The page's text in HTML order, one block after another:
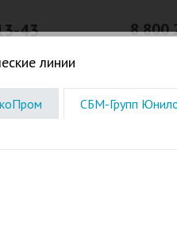
43 8 800
Водоочистка. Услуги
линии
СБМ-Групп